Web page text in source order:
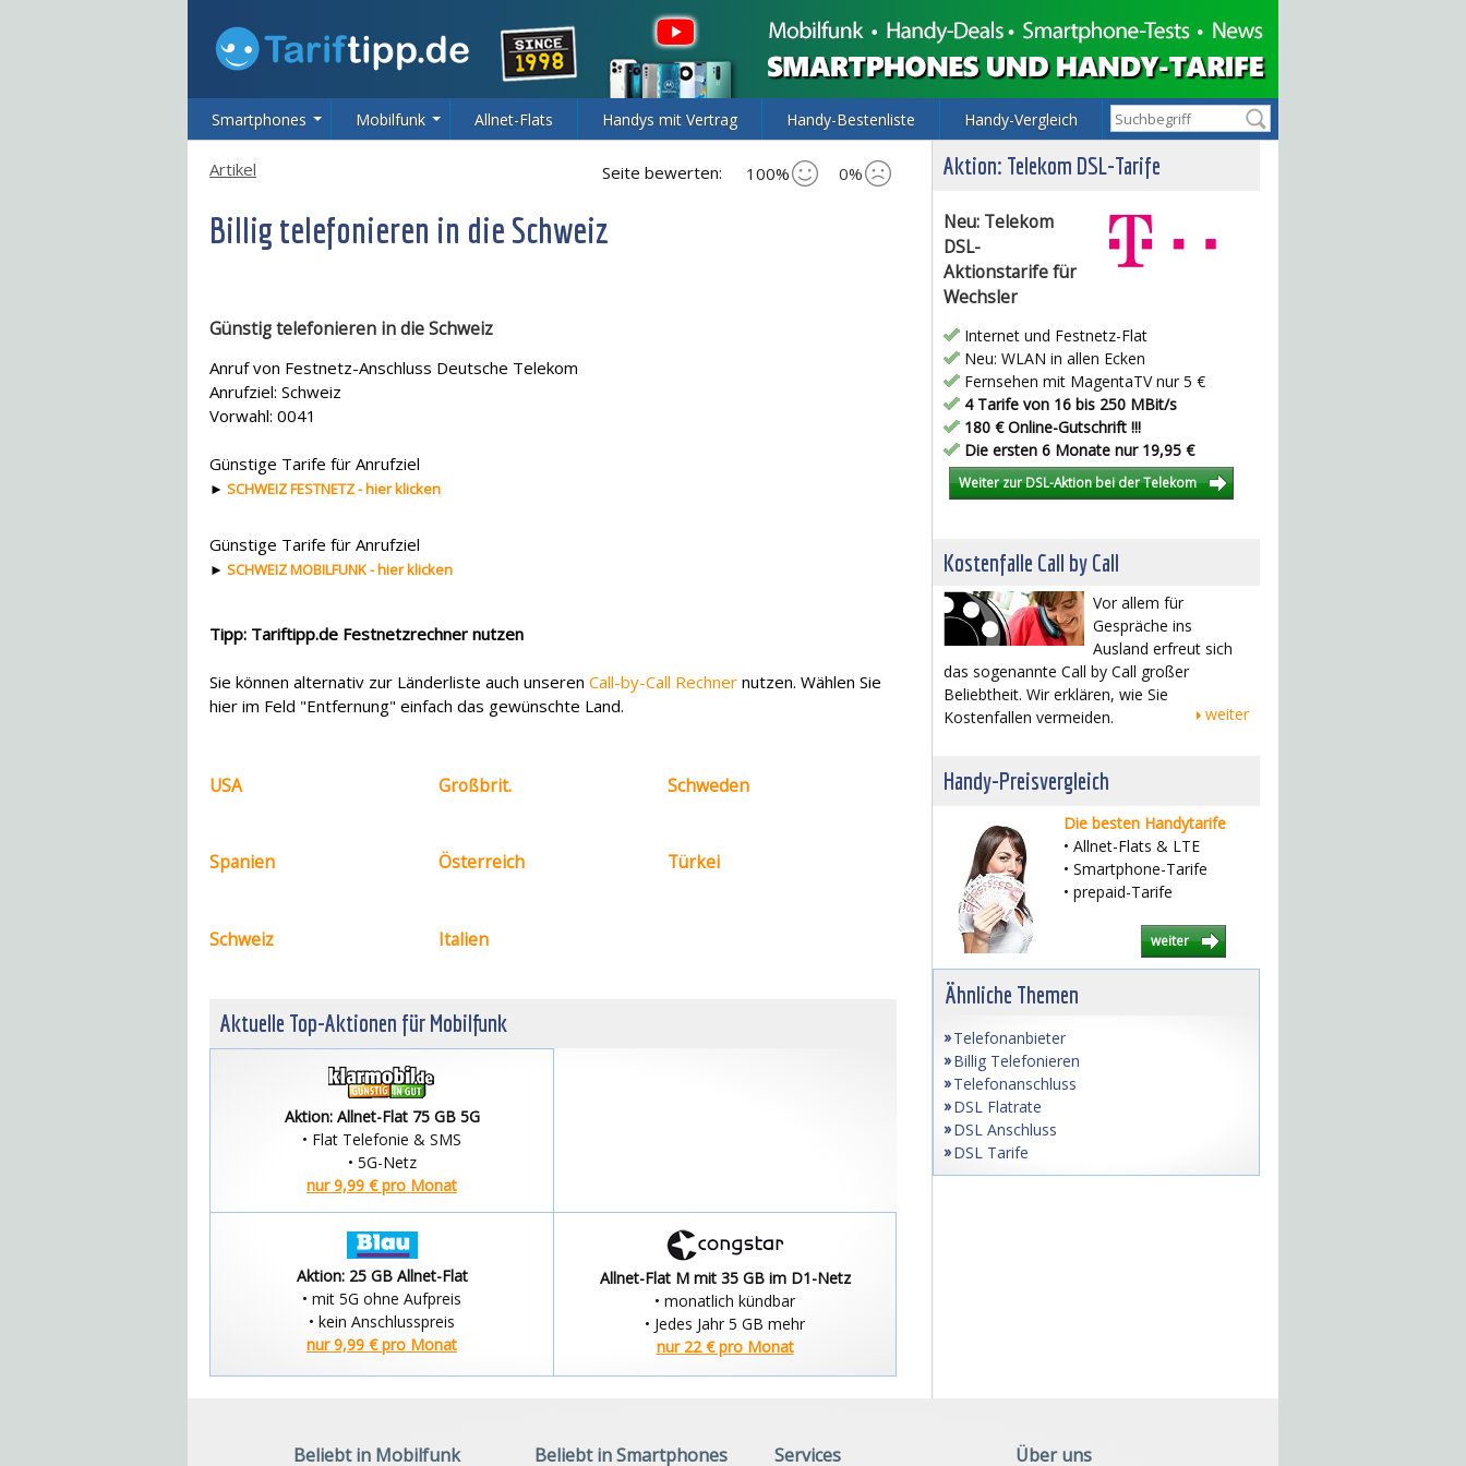
Smartphones Mobilfunk Allnet-Flats Handys mit Vertrag Handy-Bestenliste Handy-Vergleich
Seite bewerten: 100% 0%
Artikel
Billig telefonieren in die Schweiz
Günstig telefonieren in die Schweiz
Anruf von Festnetz-Anschluss Deutsche Telekom
Anrufziel: Schweiz
Vorwahl: 0041
Günstige Tarife für Anrufziel
► SCHWEIZ FESTNETZ - hier klicken
Günstige Tarife für Anrufziel
► SCHWEIZ MOBILFUNK - hier klicken
Tipp: Tariftipp.de Festnetzrechner nutzen
Sie können alternativ zur Länderliste auch unseren Call-by-Call Rechner nutzen. Wählen Sie
hier im Feld "Entfernung" einfach das gewünschte Land.
USA
Spanien
Schweiz
Großbrit.
Österreich
Italien
Schweden
Türkei
Aktuelle Top-Aktionen für Mobilfunk
Aktion: Allnet-Flat 75 GB 5G
• Flat Telefonie & SMS
• 5G-Netz
nur 9,99 € pro Monat
Aktion: 25 GB Allnet-Flat
• mit 5G ohne Aufpreis
• kein Anschlusspreis
nur 9,99 € pro Monat
Allnet-Flat M mit 35 GB im D1-Netz
• monatlich kündbar
• Jedes Jahr 5 GB mehr
nur 22 € pro Monat
Aktion: Telekom DSL-Tarife
Neu: Telekom
DSL-
Aktionstarife für
Wechsler
Internet und Festnetz-Flat
Neu: WLAN in allen Ecken
Fernsehen mit MagentaTV nur 5 €
4 Tarife von 16 bis 250 MBit/s
180 € Online-Gutschrift !!!
Die ersten 6 Monate nur 19,95 €
Weiter zur DSL-Aktion bei der Telekom
Kostenfalle Call by Call
Vor allem für
Gespräche ins
Ausland erfreut sich
das sogenannte Call by Call großer
Beliebtheit. Wir erklären, wie Sie
Kostenfallen vermeiden.
weiter
Handy-Preisvergleich
Die besten Handytarife
• Allnet-Flats & LTE
• Smartphone-Tarife
• prepaid-Tarife
weiter
Ähnliche Themen
Telefonanbieter
Billig Telefonieren
Telefonanschluss
DSL Flatrate
DSL Anschluss
DSL Tarife
Beliebt in Mobilfunk Beliebt in Smartphones Services Über uns